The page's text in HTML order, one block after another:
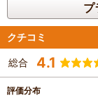
プ
クチコミ
総合 4.1
評価分布